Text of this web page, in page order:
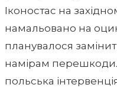
Іконостас на
намальовано на
планувалося
намірам
польська